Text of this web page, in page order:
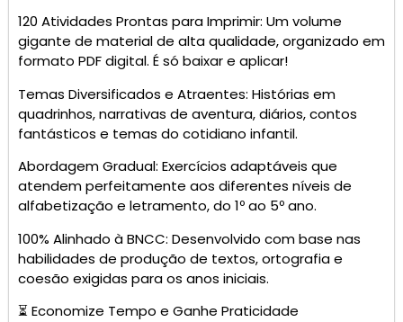
120 Atividades Prontas para Imprimir: Um volume
gigante de material de alta qualidade, organizado em
formato PDF digital. É só baixar e aplicar!
Temas Diversificados e Atraentes: Histórias em
quadrinhos, narrativas de aventura, diários, contos
fantásticos e temas do cotidiano infantil.
Abordagem Gradual: Exercícios adaptáveis que
atendem perfeitamente aos diferentes níveis de
alfabetização e letramento, do 1º ao 5º ano.
100% Alinhado à BNCC: Desenvolvido com base nas
habilidades de produção de textos, ortografia e
coesão exigidas para os anos iniciais.
⏳ Economize Tempo e Ganhe Praticidade